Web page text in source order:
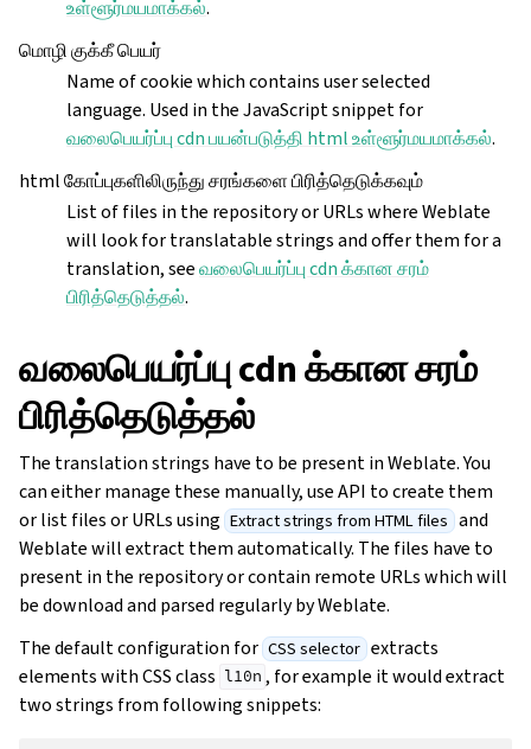
உள்ளூர்மயமாக்கல்.
மொழி குக்கீ பெயர்
Name of cookie which contains user selected
language. Used in the JavaScript snippet for
வலைபெயர்ப்பு cdn பயன்படுத்தி html உள்ளூர்மயமாக்கல்.
html கோப்புகளிலிருந்து சரங்களை பிரித்தெடுக்கவும்
List of files in the repository or URLs where Weblate
will look for translatable strings and offer them for a
translation, seeவலைபெயர்ப்பு cdn க்கான சரம்
பிரித்தெடுத்தல்.
வலைபெயர்ப்பு cdn க்கான சரம்
பிரித்தெடுத்தல்
The translation strings have to be present in Weblate. You
can either manage these manually, use API to create them
or list files or URLs using Extract strings from HTML files and
Weblate will extract them automatically. The files have to
present in the repository or contain remote URLs which will
be download and parsed regularly by Weblate.
The default configuration for CSS selector extracts
elements with CSS class l10n , for example it would extract
two strings from following snippets: